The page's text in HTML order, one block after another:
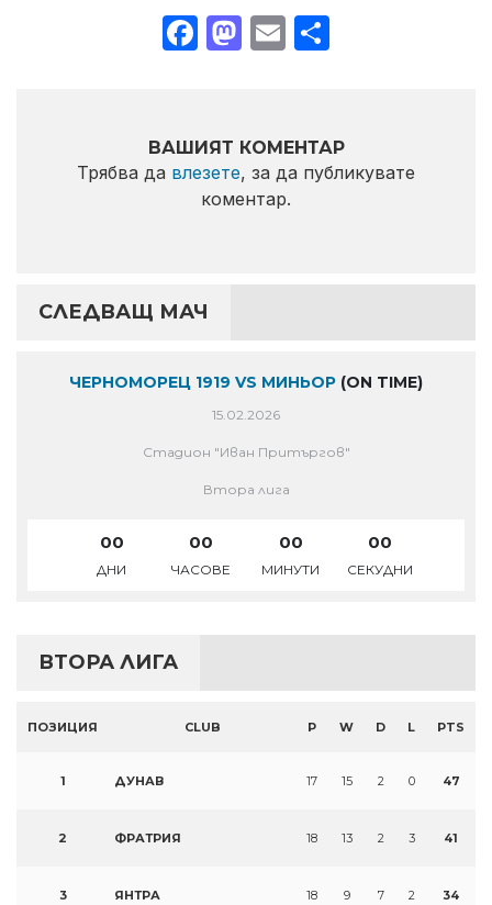
Facebook
Mastodon
Email
ВАШИЯТ КОМЕНТАР
Трябва да влезете, за да публикувате
коментар.
СЛЕДВАЩ МАЧ
ЧЕРНОМОРЕЦ 1919 VS МИНЬОР (ON TIME)
15.02.2026
Стадион "Иван Притъргов"
Втора лига
00
ДНИ
00
ЧАСОВЕ
00
МИНУТИ
00
СЕКУДНИ
ВТОРА ЛИГА
ПОЗИЦИЯ CLUB P W D L PTS
1 ДУНАВ 17 15 2 0 47
2 ФРАТРИЯ 18 13 2 3 41
3 ЯНТРА 18 9 7 2 34